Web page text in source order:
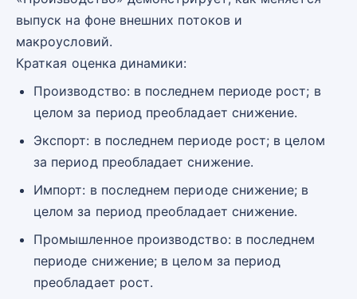
выпуск на фоне внешних потоков и
макроусловий.
Краткая оценка динамики:
Производство: в последнем периоде рост; в
целом за период преобладает снижение.
Экспорт: в последнем периоде рост; в целом
за период преобладает снижение.
Импорт: в последнем периоде снижение; в
целом за период преобладает снижение.
Промышленное производство: в последнем
периоде снижение; в целом за период
преобладает рост.